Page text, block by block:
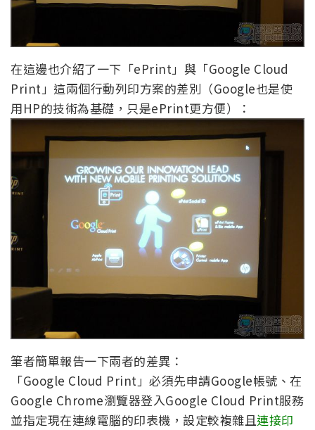
在這邊也介紹了一下「ePrint」與「Google Cloud
Print」這兩個行動列印方案的差別（Google也是使
用HP的技術為基礎，只是ePrint更方便）：
筆者簡單報告一下兩者的差異：
「Google Cloud Print」必須先申請Google帳號、在
Google Chrome瀏覽器登入Google Cloud Print服務
並指定現在連線電腦的印表機，設定較複雜且連接印